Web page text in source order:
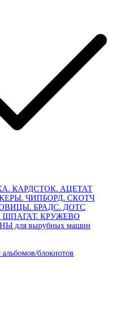
КАРДСТОК. АЦЕТАТ
ЧИПБОРД. СКОТЧ
БРАДС. ДОТС
ШПАГАТ. КРУЖЕВО
для вырубных машин
блокнотов